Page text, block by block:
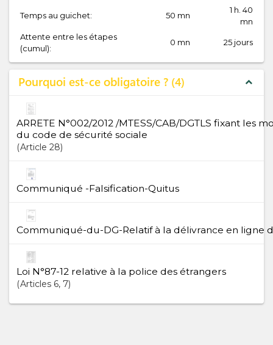
Temps au guichet: 50 mn
1 h. 40
mn
Attente entre les étapes
(cumul):
0 mn 25 jours
Pourquoi est-ce obligatoire ? 4 expand_less
ARRETE N°002/2012 /MTESS/CAB/DGTLS fixant les
du code de sécurité sociale
Article 28
Communiqué -Falsification-Quitus
Communiqué-du-DG-Relatif à la délivrance en ligne
Loi N°87-12 relative à la police des étrangers
Articles 6, 7